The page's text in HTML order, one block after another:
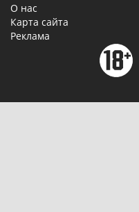
О нас
Карта сайта
Реклама